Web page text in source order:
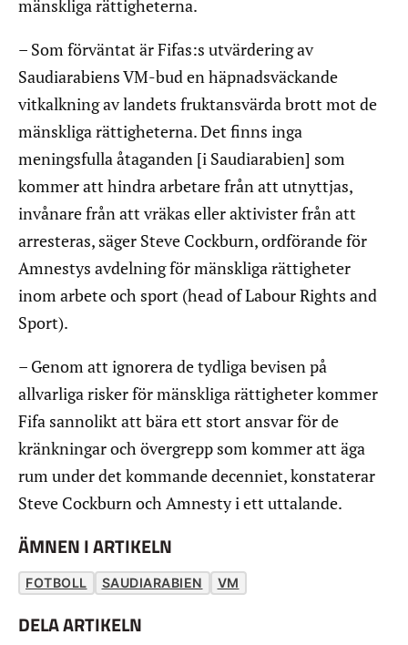
mänskliga rättigheterna.
– Som förväntat är Fifas:s utvärdering av
Saudiarabiens VM-bud en häpnadsväckande
vitkalkning av landets fruktansvärda brott mot de
mänskliga rättigheterna. Det finns inga
meningsfulla åtaganden [i Saudiarabien] som
kommer att hindra arbetare från att utnyttjas,
invånare från att vräkas eller aktivister från att
arresteras, säger Steve Cockburn, ordförande för
Amnestys avdelning för mänskliga rättigheter
inom arbete och sport (head of Labour Rights and
Sport).
– Genom att ignorera de tydliga bevisen på
allvarliga risker för mänskliga rättigheter kommer
Fifa sannolikt att bära ett stort ansvar för de
kränkningar och övergrepp som kommer att äga
rum under det kommande decenniet, konstaterar
Steve Cockburn och Amnesty i ett uttalande.
ÄMNEN I ARTIKELN
FOTBOLL SAUDIARABIEN VM
DELA ARTIKELN